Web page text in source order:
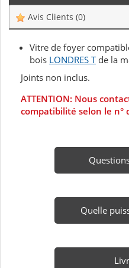
Avis Clients (0)
Vitre de foyer
bois LONDRES Tde la
Joints non inclus.
ATTENTION: Nous
compatibilité selon le n°
Quelle